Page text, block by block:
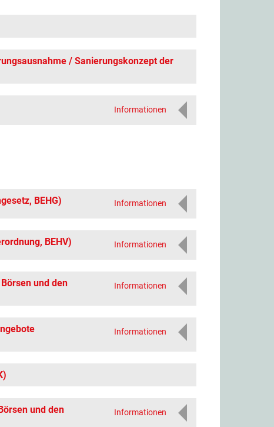
/ Sanierungskonzept der
Informationen
BEHG) Informationen
BEHV) Informationen
und den
Informationen
Informationen
und den
Informationen